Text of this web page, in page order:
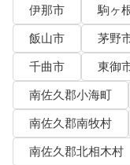
伊那市
駒ヶ
飯山市
茅野
千曲市
東御
南佐久郡小海町
南佐久郡南牧村
南佐久郡北相木村